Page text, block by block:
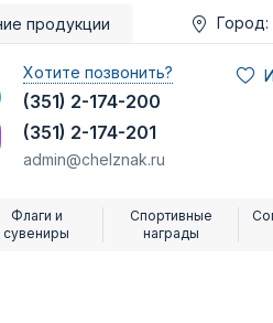
продукции Город:
Хотите позвонить?
(351) 2-174-200
(351) 2-174-201
admin@chelznak.ru
Флаги и
сувениры
Спортивные
награды